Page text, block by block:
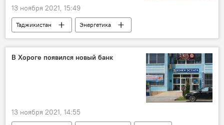
13 ноября 2021, 15:49
Таджикистан
Энергетика
"Сангтудинская ГЭС-1"
"Барки Точик"
В Хороге появился новый банк
13 ноября 2021, 14:55